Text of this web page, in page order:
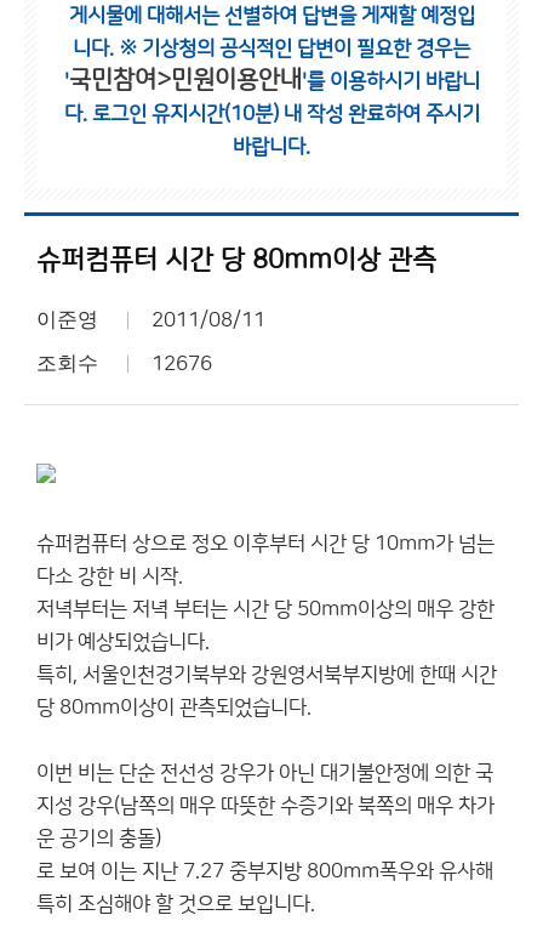
게시물에 대해서는 선별하여 답변을 게재할 예정입
니다. ※ 기상청의 공식적인 답변이 필요한 경우는
'국민참여>민원이용안내 '를 이용하시기 바랍니
다. 로그인 유지시간(10분) 내 작성 완료하여 주시기
바랍니다.
슈퍼컴퓨터 시간 당 80mm이상 관측
이준영 2011/08/11
조회수 12676
슈퍼컴퓨터 상으로 정오 이후부터 시간 당 10mm가 넘는
다소 강한 비 시작.
저녁부터는 저녁 부터는 시간 당 50mm이상의 매우 강한
비가 예상되었습니다.
특히, 서울인천경기북부와 강원영서북부지방에 한때 시간
당 80mm이상이 관측되었습니다.
이번 비는 단순 전선성 강우가 아닌 대기불안정에 의한 국
지성 강우(남쪽의 매우 따뜻한 수증기와 북쪽의 매우 차가
운 공기의 충돌)
로 보여 이는 지난 7.27 중부지방 800mm폭우와 유사해
특히 조심해야 할 것으로 보입니다.